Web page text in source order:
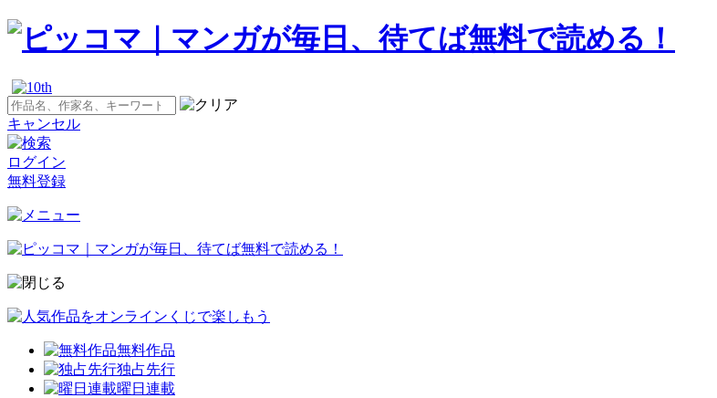
キャンセル
ログイン
無料登録
無料作品
独占先行
曜日連載